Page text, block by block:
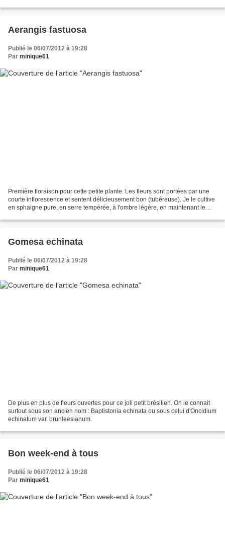
Aerangis fastuosa
Publié le 06/07/2012 à 19:28
Par minique61
Première floraison pour cette petite plante. Les fleurs sont portées par une
courte inflorescence et sentent délicieusement bon (tubéreuse). Je le cultive
en sphaigne pure, en serre tempérée, à l'ombre légère, en maintenant le
Gomesa echinata
Publié le 06/07/2012 à 19:28
Par minique61
De plus en plus de fleurs ouvertes pour ce joli petit brésilien. On le connait
surtout sous son ancien nom : Baptistonia echinata ou sous celui d'Oncidium
echinatum var. brunleesianum.
Bon week-end à tous
Publié le 06/07/2012 à 19:28
Par minique61